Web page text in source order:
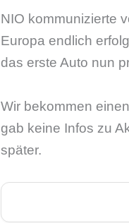
NIO kommunizierte
Europa endlich
das erste Auto nun
Wir bekommen
gab keine Infos zu
später.